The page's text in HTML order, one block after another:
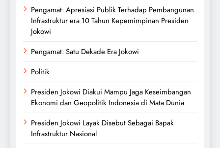
Pengamat: Apresiasi Publik Terhadap Pembangunan
Infrastruktur era 10 Tahun Kepemimpinan Presiden
Jokowi
Pengamat: Satu Dekade Era Jokowi
Politik
Presiden Jokowi Diakui Mampu Jaga Keseimbangan
Ekonomi dan Geopolitik Indonesia di Mata Dunia
Presiden Jokowi Layak Disebut Sebagai Bapak
Infrastruktur Nasional